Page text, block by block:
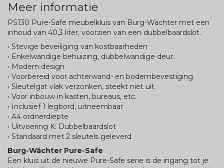
Meer informatie
PS130 Pure-Safe meubelkluis van Burg-Wächter met een
inhoud van 40,3 liter, voorzien van een dubbelbaardslot.
• Stevige beveiliging van kostbaarheden
• Enkelwandige behuizing, dubbelwandige deur
• Modern design
• Voorbereid voor achterwand- en bodembevestiging
• Sleutelgat vlak verzonken, steekt niet uit
• Voor inbouw in kasten, bureaus, etc.
• Inclusief 1 legbord, uitneembaar
• A4 ordnerdiepte
• Uitvoering K: Dubbelbaardslot
• Standaard met 2 sleutels geleverd
Burg-Wächter Pure-Safe
Een kluis uit de nieuwe Pure-Safe serie is de ingang tot je